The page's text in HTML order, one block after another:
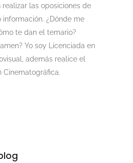
las oposiciones de
información. ¿Dónde me
te dan el temario?
Yo soy Licenciada en
además realice el
Cinematográfica.